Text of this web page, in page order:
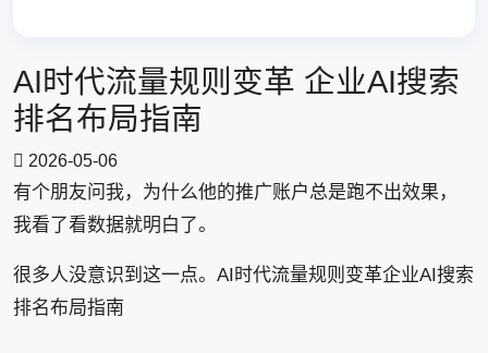
AI时代流量规则变革 企业AI搜索
排名布局指南
2026-05-06
有个朋友问我，为什么他的推广账户总是跑不出效果，
我看了看数据就明白了。
很多人没意识到这一点。AI时代流量规则变革企业AI搜索
排名布局指南